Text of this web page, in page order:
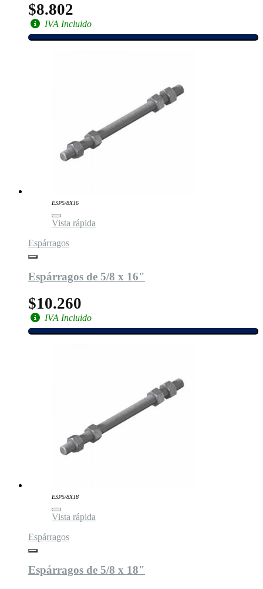
$8.802
IVA Incluido
ESP5/8X16
Vista rápida
Espárragos
Espárragos de 5/8 x 16"
$10.260
IVA Incluido
ESP5/8X18
Vista rápida
Espárragos
Espárragos de 5/8 x 18"